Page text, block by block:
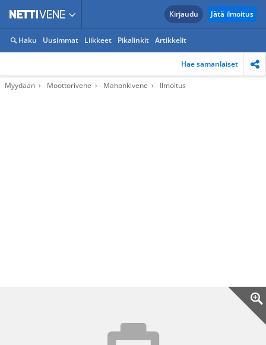
Kirjaudu Jätä ilmoitus
Haku Uusimmat Liikkeet Pikalinkit Artikkelit
Hae samanlaiset
Myydään Moottorivene Mahonkivene Ilmoitus